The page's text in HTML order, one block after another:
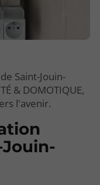
Saint-Jouin-
& DOMOTIQUE,
l'avenir.